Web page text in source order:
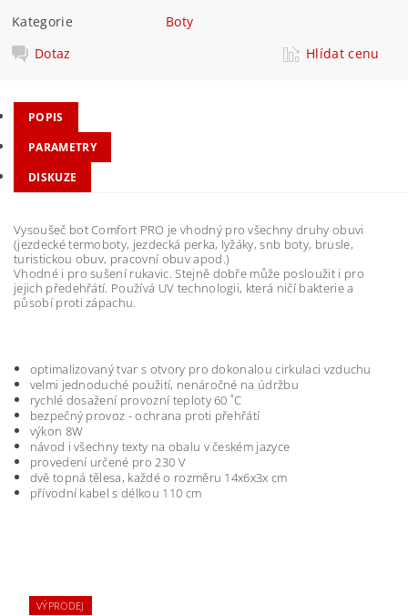
Kategorie
Boty
Dotaz
Hlídat cenu
POPIS
PARAMETRY
DISKUZE
Vysoušeč bot Comfort PRO je vhodný pro všechny druhy obuvi
(jezdecké termoboty, jezdecká perka, lyžáky, snb boty, brusle,
turistickou obuv, pracovní obuv apod.)
Vhodné i pro sušení rukavic. Stejně dobře může posloužit i pro
jejich předehřátí. Používá UV technologii, která ničí bakterie a
působí proti zápachu.
optimalizovaný tvar s otvory pro dokonalou cirkulaci vzduchu
velmi jednoduché použití, nenáročné na údržbu
rychlé dosažení provozní teploty 60 ˚C
bezpečný provoz - ochrana proti přehřátí
výkon 8W
návod i všechny texty na obalu v českém jazyce
provedení určené pro 230 V
dvě topná tělesa, každé o rozměru 14x6x3x cm
přívodní kabel s délkou 110 cm
VÝPRODEJ